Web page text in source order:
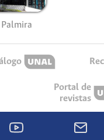
Palmira
Portal de
revistas